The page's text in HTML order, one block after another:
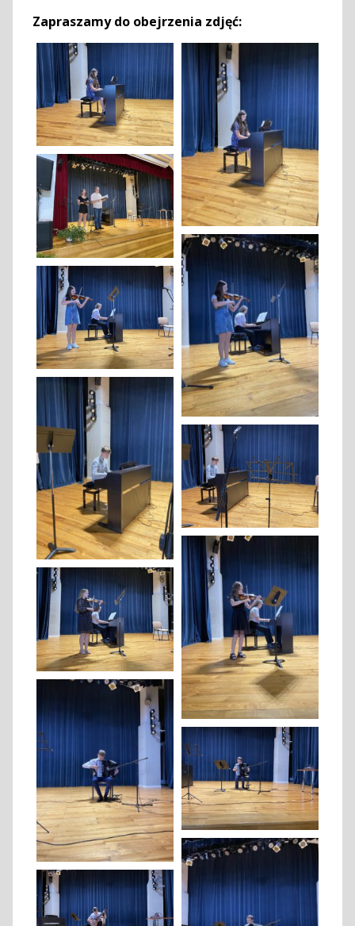
Zapraszamy do obejrzenia zdjęć: